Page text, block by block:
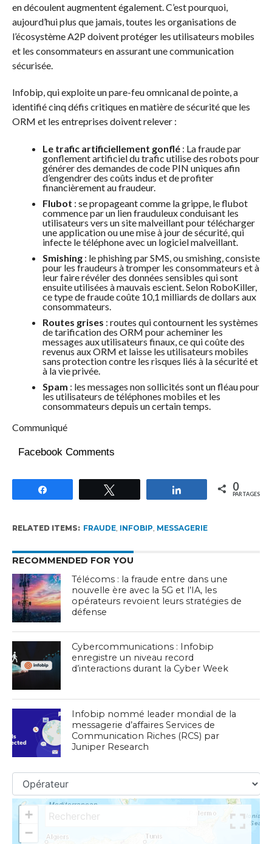
en découlent augmentent également. C’est pourquoi,
aujourd’hui plus que jamais, toutes les organisations de
l’écosystème A2P doivent protéger les utilisateurs mobiles
et les consommateurs en assurant une communication
sécurisée.
Infobip, qui exploite un pare-feu omnicanal de pointe, a
identifié cinq défis critiques en matière de sécurité que les
ORM et les entreprises doivent relever :
Le trafic artificiellement gonflé: La fraude par
gonflement artificiel du trafic utilise des robots pour
générer des demandes de code PIN uniques afin
d’engendrer des coûts indus et de profiter
financièrement au fraudeur.
Flubot : se propageant comme la grippe, le flubot
commence par un lien frauduleux conduisant les
utilisateurs vers un site malveillant pour télécharger
une application ou une mise à jour de sécurité, qui
infecte le téléphone avec un logiciel malveillant.
Smishing: le phishing par SMS, ou smishing, consiste
pour les fraudeurs à tromper les consommateurs et à
leur faire révéler des données sensibles qui sont
ensuite utilisées à mauvais escient. Selon RoboKiller,
ce type de fraude coûte 10,1 milliards de dollars aux
consommateurs.
Routes grises : routes qui contournent les systèmes
de tarification des ORM pour acheminer les
messages aux utilisateurs finaux, ce qui coûte des
revenus aux ORM et laisse les utilisateurs mobiles
sans protection contre les risques liés à la sécurité et
à la vie privée.
Spam : les messages non sollicités sont un fléau pour
les utilisateurs de téléphones mobiles et les
consommateurs depuis un certain temps.
Communiqué
Facebook Comments
Partagez 0
PARTAGES
RELATED ITEMS: FRAUDE, INFOBIP MESSAGERIE
RECOMMENDED FOR YOU
Télécoms : la fraude entre dans une
nouvelle ère avec la 5G et l’IA, les
opérateurs revoient leurs stratégies de
défense
Cybercommunications : Infobip
enregistre un niveau record
d’interactions durant la Cyber Week
Infobip nommé leader mondial de la
messagerie d’affaires Services de
Communication Riches (RCS) par
Juniper Research